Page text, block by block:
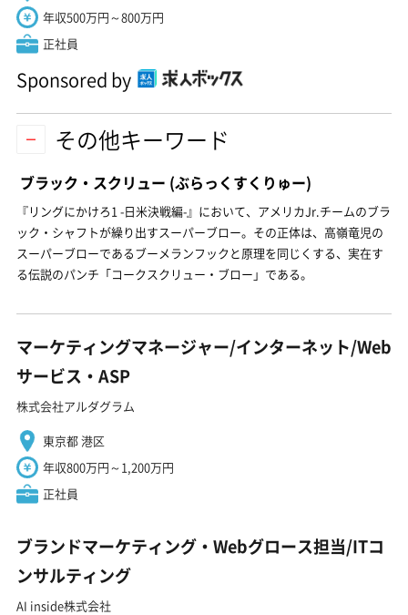
年収500万円～800万円
正社員
Sponsored by
その他キーワード
ブラック・スクリュー (ぶらっくすくりゅー)
『リングにかけろ1 -日米決戦編-』において、アメリカJr.チームのブラ
ック・シャフトが繰り出すスーパーブロー。その正体は、高嶺竜児の
スーパーブローであるブーメランフックと原理を同じくする、実在す
る伝説のパンチ「コークスクリュー・ブロー」である。
マーケティングマネージャー/インターネット/Web
サービス・ASP
株式会社アルダグラム
東京都 港区
年収800万円～1,200万円
正社員
ブランドマーケティング・Webグロース担当/ITコ
ンサルティング
AI inside株式会社